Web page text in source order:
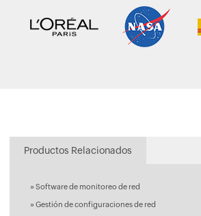
Productos Relacionados
» Software de monitoreo de red
» Gestión de configuraciones de red